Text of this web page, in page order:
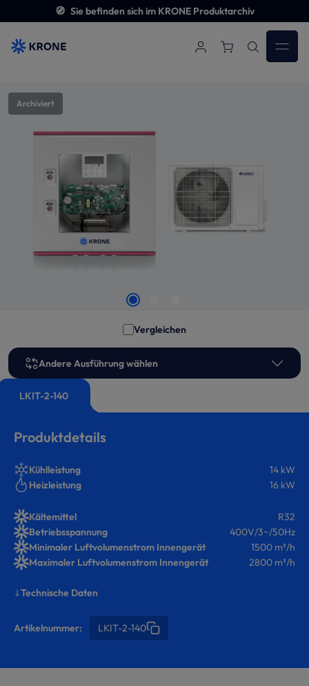
Zum Hauptinhalt springen
🧭 Sie befinden sich im KRONE Produktarchiv
Archiviert
Bildergalerie überspringen
Vergleichen
LKIT-2-140
Andere Ausführung wählen
Produktdetails
Kühlleistung
14 kW
Heizleistung
16 kW
Kältemittel
R32
Betriebsspannung
400V/3~/50Hz
Minimaler Luftvolumenstrom Innengerät
1500 m³/h
Maximaler Luftvolumenstrom Innengerät
2800 m³/h
Technische Daten
Artikelnummer: LKIT-2-140